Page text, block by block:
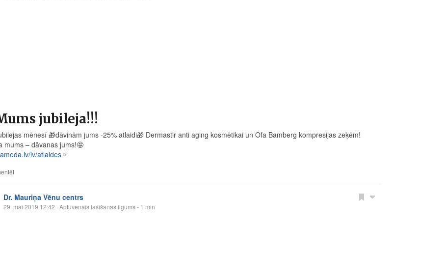
jubileja!!!
mēnesī 🎁dāvinām jums -25% atlaidi🎁 Dermastir anti aging kosmētikai un Ofa Bamberg kompresijas zeķēm!
mums – dāvanas jums!🤩
lv/atlaides
Dr. Mauriņa Vēnu centrs
29. mai 2019 12:42 · Aptuvenais lasīšanas ilgums - 1 min